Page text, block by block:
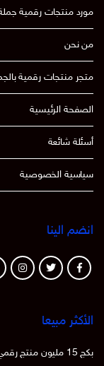
مورد منتجات رقمية
من نحن
متجر منتجات رقمية
الصفحة الرئيسية
أسئلة شائعة
سياسية الخصوصية
انضم الينا
الأكثر مبيعا
بكج 15 مليون منتج